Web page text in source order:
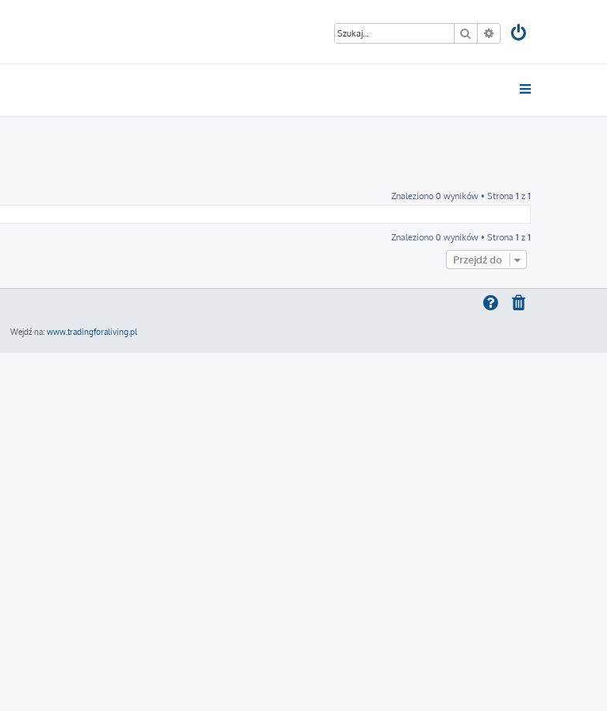
Szukaj Wyszukiwanie
Znaleziono 0 wyników • Strona 1 z 1
Znaleziono 0 wyników • Strona 1 z 1
Przejdź do
Wejdź na: www.tradingforaliving.pl